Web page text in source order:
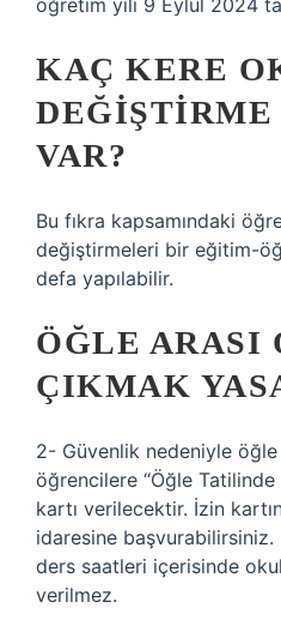
öğretim yılı 9 Eylül 2024
KAÇ KERE
VAR?
Bu fıkra kapsamındaki
değiştirmeleri bir eğitim-
defa yapılabilir.
ÖĞLE ARASI
ÇIKMAK
2- Güvenlik nedeniyle
öğrencilere “Öğle Tatilinde
kartı verilecektir. İzin
idaresine
ders saatleri içerisinde
verilmez.